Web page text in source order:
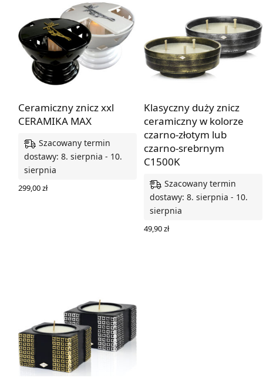
Ceramiczny znicz xxl
CERAMIKA MAX
Szacowany termin
dostawy: 8. sierpnia - 10.
sierpnia
299,00zł
Klasyczny duży znicz
ceramiczny w kolorze
czarno-złotym lub
czarno-srebrnym
C1500K
Szacowany termin
dostawy: 8. sierpnia - 10.
sierpnia
49,90zł